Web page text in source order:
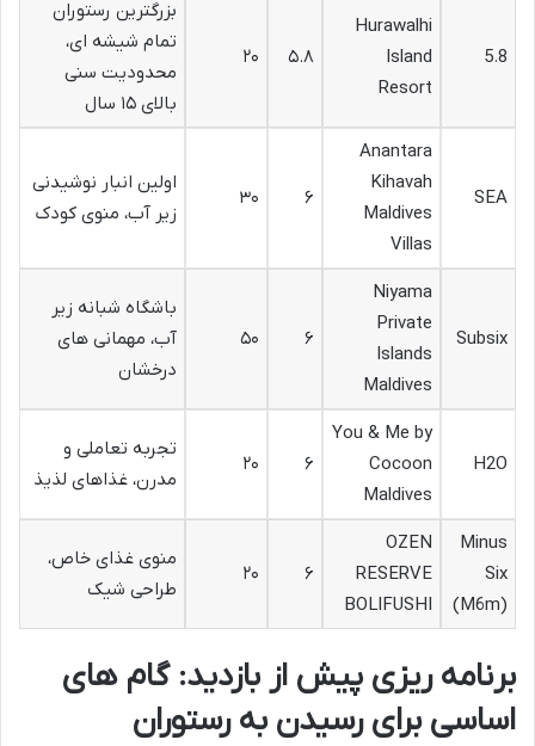
5.8
Hurawalhi
Island
Resort
۵.۸ ۲۰
بزرگترین رستوران
تمام شیشه ای،
محدودیت سنی
بالای ۱۵ سال
SEA
Anantara
Kihavah
Maldives
Villas
۶ ۳۰
اولین انبار نوشیدنی
زیر آب، منوی کودک
Subsix
Niyama
Private
Islands
Maldives
۶ ۵۰
باشگاه شبانه زیر
آب، مهمانی های
درخشان
H2O
You & Me by
Cocoon
Maldives
۶ ۲۰
تجربه تعاملی و
مدرن، غذاهای لذیذ
Minus
Six
(M6m)
OZEN
RESERVE
BOLIFUSHI
۶ ۲۰
منوی غذای خاص،
طراحی شیک
برنامه ریزی پیش از بازدید: گام های
اساسی برای رسیدن به رستوران